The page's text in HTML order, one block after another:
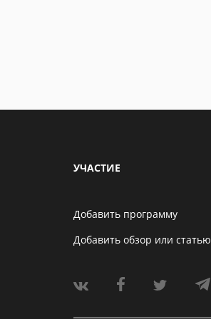
УЧАСТИЕ
Добавить программу
Добавить обзор или статью